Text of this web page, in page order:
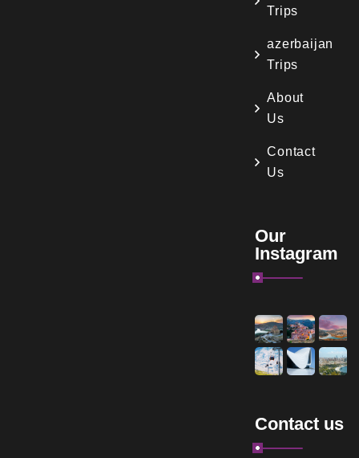
Trips
azerbaijan
Trips
About
Us
Contact
Us
Our
Instagram
Contact us